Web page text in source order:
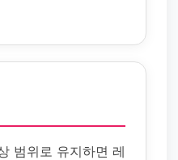
범위로 유지하면 레